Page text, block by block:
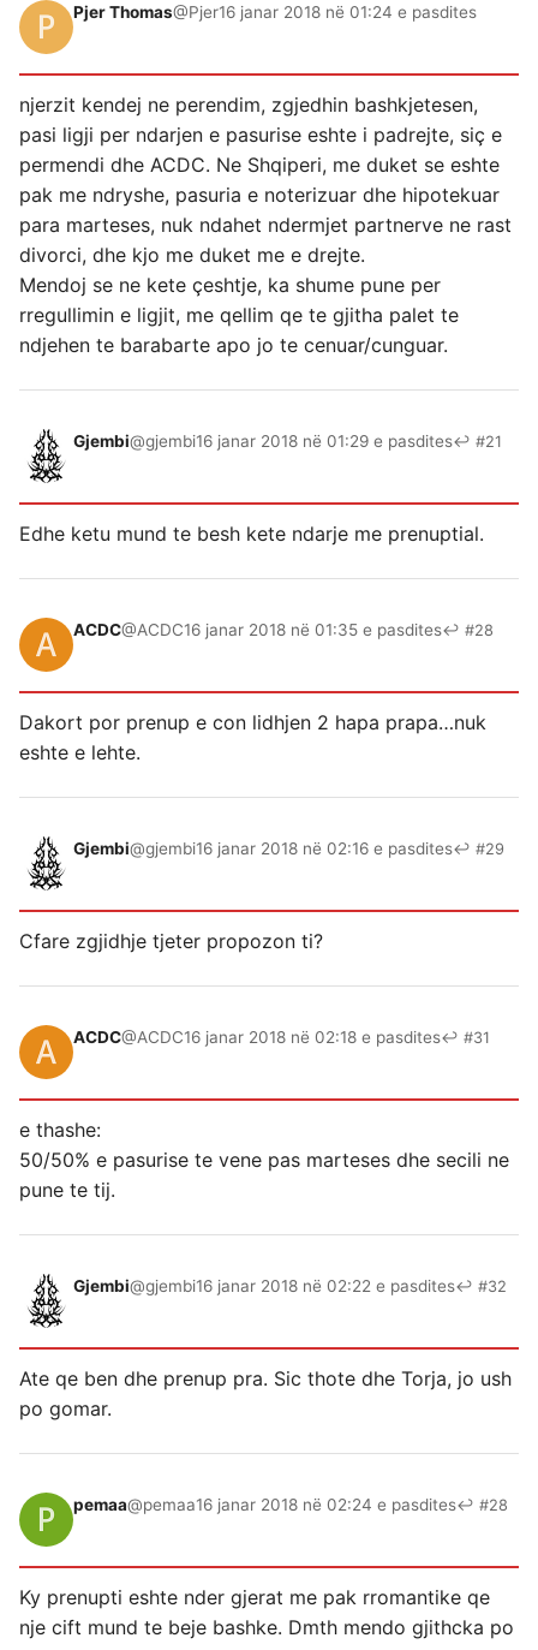
Pjer Thomas@Pjer16 janar 2018 në 01:24 e pasdites
njerzit kendej ne perendim, zgjedhin bashkjetesen,
pasi ligji per ndarjen e pasurise eshte i padrejte, siç e
permendi dhe ACDC. Ne Shqiperi, me duket se eshte
pak me ndryshe, pasuria e noterizuar dhe hipotekuar
para marteses, nuk ndahet ndermjet partnerve ne rast
divorci, dhe kjo me duket me e drejte.
Mendoj se ne kete çeshtje, ka shume pune per
rregullimin e ligjit, me qellim qe te gjitha palet te
ndjehen te barabarte apo jo te cenuar/cunguar.
Gjembi@gjembi16 janar 2018 në 01:29 e pasdites↩ #21
Edhe ketu mund te besh kete ndarje me prenuptial.
ACDC@ACDC16 janar 2018 në 01:35 e pasdites↩ #28
Dakort por prenup e con lidhjen 2 hapa prapa…nuk
eshte e lehte.
Gjembi@gjembi16 janar 2018 në 02:16 e pasdites↩ #29
Cfare zgjidhje tjeter propozon ti?
ACDC@ACDC16 janar 2018 në 02:18 e pasdites↩ #31
e thashe:
50/50% e pasurise te vene pas marteses dhe secili ne
pune te tij.
Gjembi@gjembi16 janar 2018 në 02:22 e pasdites↩ #32
Ate qe ben dhe prenup pra. Sic thote dhe Torja, jo ush
po gomar.
pemaa@pemaa16 janar 2018 në 02:24 e pasdites↩ #28
Ky prenupti eshte nder gjerat me pak rromantike qe
nje cift mund te beje bashke. Dmth mendo gjithcka po